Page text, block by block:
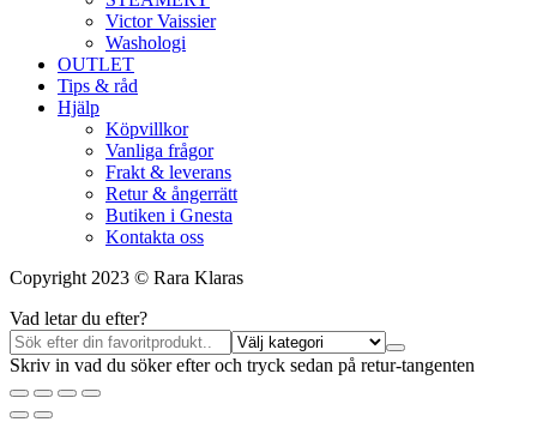
Victor Vaissier
Washologi
OUTLET
Tips & råd
Hjälp
Köpvillkor
Vanliga frågor
Frakt & leverans
Retur & ångerrätt
Butiken i Gnesta
Kontakta oss
Copyright 2023 © Rara Klaras
Vad letar du efter?
Skriv in vad du söker efter och tryck sedan på retur-tangenten